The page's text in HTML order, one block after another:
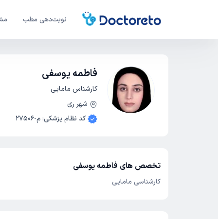
نوبت‌دهی مطب
فاطمه یوسفی
کارشناس مامایی
شهر ری
کد نظام پزشکی:م-27506
تخصص های فاطمه یوسفی
کارشناسی مامایی